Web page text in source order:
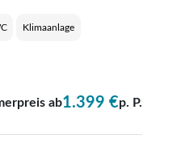
Klimaanlage
ab1.399 €p. P.